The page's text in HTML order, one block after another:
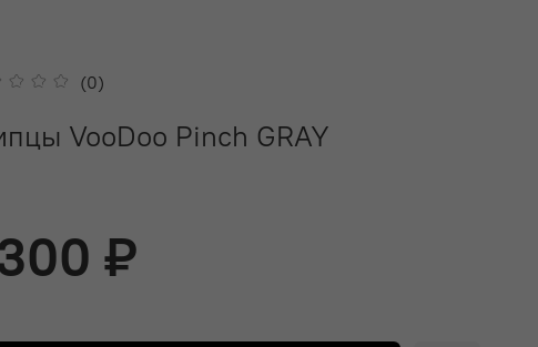
(0)
VooDoo Pinch GRAY
₽